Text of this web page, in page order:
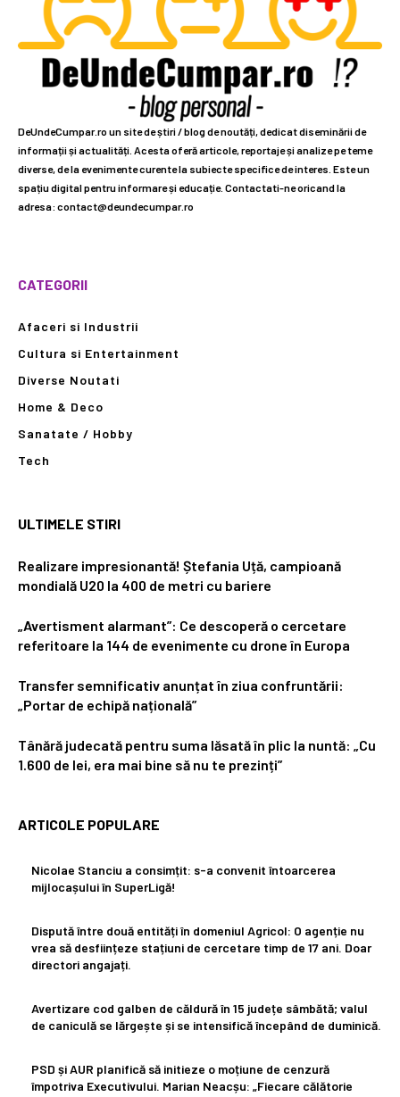
DeUndeCumpar.ro un site de știri / blog de noutăți, dedicat diseminării de
informații și actualități. Acesta oferă articole, reportaje și analize pe teme
diverse, de la evenimente curente la subiecte specifice de interes. Este un
spațiu digital pentru informare și educație. Contactati-ne oricand la
adresa: contact@deundecumpar.ro
CATEGORII
Afaceri si Industrii
Cultura si Entertainment
Diverse Noutati
Home & Deco
Sanatate / Hobby
Tech
ULTIMELE STIRI
Realizare impresionantă! Ștefania Uță, campioană
mondială U20 la 400 de metri cu bariere
„Avertisment alarmant”: Ce descoperă o cercetare
referitoare la 144 de evenimente cu drone în Europa
Transfer semnificativ anunțat în ziua confruntării:
„Portar de echipă națională”
Tânără judecată pentru suma lăsată în plic la nuntă: „Cu
1.600 de lei, era mai bine să nu te prezinți”
ARTICOLE POPULARE
Nicolae Stanciu a consimțit: s-a convenit întoarcerea
mijlocașului în SuperLigă!
Dispută între două entități în domeniul Agricol: O agenție nu
vrea să desființeze stațiuni de cercetare timp de 17 ani. Doar
directori angajați.
Avertizare cod galben de căldură în 15 județe sâmbătă; valul
de caniculă se lărgește și se intensifică începând de duminică.
PSD și AUR planifică să initieze o moțiune de cenzură
împotriva Executivului. Marian Neacșu: „Fiecare călătorie